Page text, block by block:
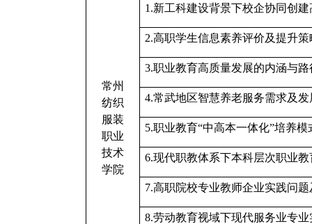
常州
纺织
服装
职业
技术
学院
1.新工科建设背景下校企协同创
2.高职学生信息素养评价及提升
3.职业教育高质量发展的内涵与路
4.常武地区智慧养老服务需求及
5.职业教育“中高本一体化”培养模
6.现代职教体系下本科层次职业
7.高职院校专业教师企业实践问
8.劳动教育视域下现代服务业专